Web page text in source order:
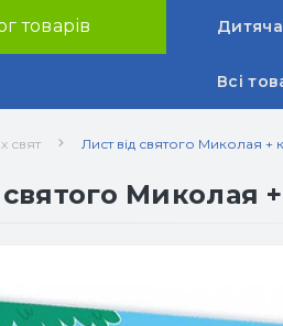
товарів Дитяча
Всі
свят Лист від святого Миколая +
Миколая